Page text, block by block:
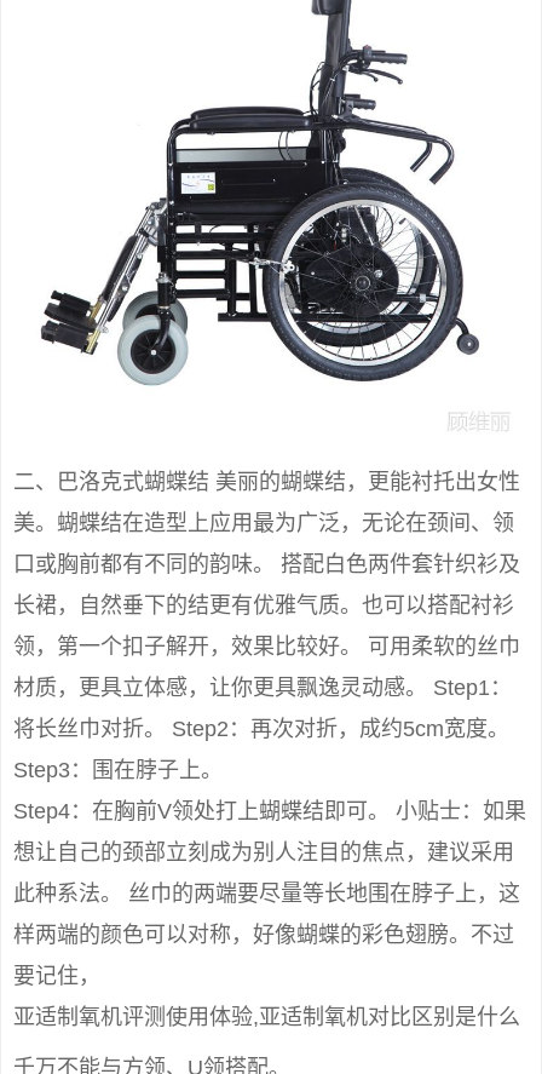
二、巴洛克式蝴蝶结 美丽的蝴蝶结，更能衬托出女性
美。蝴蝶结在造型上应用最为广泛，无论在颈间、领
口或胸前都有不同的韵味。 搭配白色两件套针织衫及
长裙，自然垂下的结更有优雅气质。也可以搭配衬衫
领，第一个扣子解开，效果比较好。 可用柔软的丝巾
材质，更具立体感，让你更具飘逸灵动感。 Step1：
将长丝巾对折。 Step2：再次对折，成约5cm宽度。
Step3：围在脖子上。
Step4：在胸前V领处打上蝴蝶结即可。 小贴士：如果
想让自己的颈部立刻成为别人注目的焦点，建议采用
此种系法。 丝巾的两端要尽量等长地围在脖子上，这
样两端的颜色可以对称，好像蝴蝶的彩色翅膀。不过
要记住，
亚适制氧机评测使用体验,亚适制氧机对比区别是什么
千万不能与方领、U领搭配。